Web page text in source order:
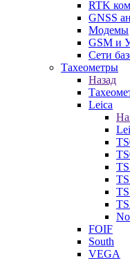
RTK
GNSS
Модемы
GSM и
Сети
Тахеометры
Назад
Leica
FOIF
South
VEGA